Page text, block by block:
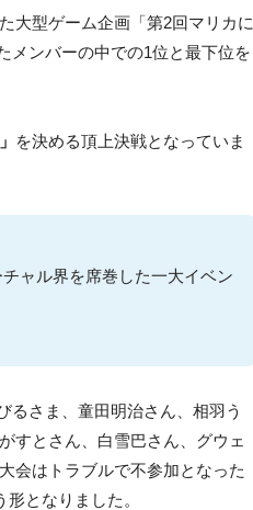
大型ゲーム企画「第2回マリカに
メンバーの中での1位と最下位を
を決める頂上決戦となっていま
ャル界を席巻した一大イベン
るさま、童田明治さん、相羽う
すとさん、白雪巴さん、グウェ
会はトラブルで不参加となった
となりました。